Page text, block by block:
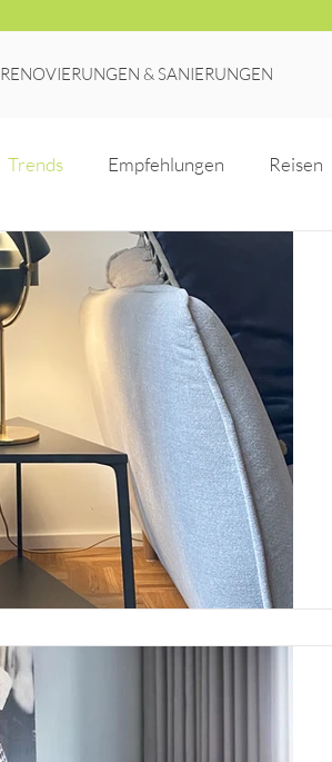
RENOVIERUNGEN & SANIERUNGEN
Trends Empfehlungen Reisen